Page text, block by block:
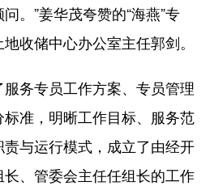
。”姜华茂夸赞的“海燕”专
收储中心办公室主任郭剑。
务专员工作方案、专员管理
准，明晰工作目标、服务范
与运行模式，成立了由经开
、管委会主任任组长的工作